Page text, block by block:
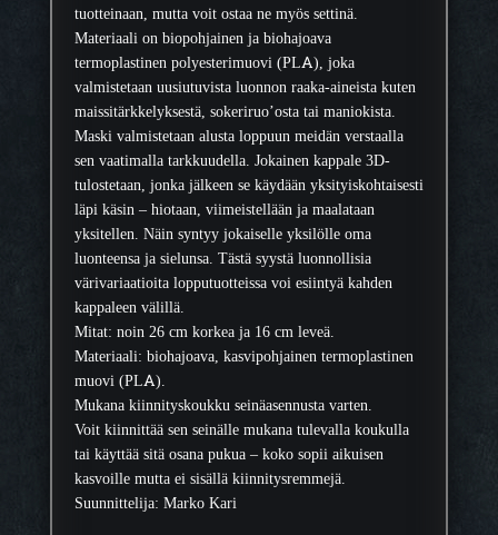
tuotteinaan, mutta voit ostaa ne myös settinä.
Materiaali on biopohjainen ja biohajoava
termoplastinen polyesterimuovi (PLA), joka
valmistetaan uusiutuvista luonnon raaka-aineista kuten
maissitärkkelyksestä, sokeriruo’osta tai maniokista.
Maski valmistetaan alusta loppuun meidän verstaalla
sen vaatimalla tarkkuudella. Jokainen kappale 3D-
tulostetaan, jonka jälkeen se käydään yksityiskohtaisesti
läpi käsin – hiotaan, viimeistellään ja maalataan
yksitellen. Näin syntyy jokaiselle yksilölle oma
luonteensa ja sielunsa. Tästä syystä luonnollisia
värivariaatioita lopputuotteissa voi esiintyä kahden
kappaleen välillä.
Mitat: noin 26 cm korkea ja 16 cm leveä.
Materiaali: biohajoava, kasvipohjainen termoplastinen
muovi (PLA).
Mukana kiinnityskoukku seinäasennusta varten.
Voit kiinnittää sen seinälle mukana tulevalla koukulla
tai käyttää sitä osana pukua – koko sopii aikuisen
kasvoille mutta ei sisällä kiinnitysremmejä.
Suunnittelija: Marko Kari